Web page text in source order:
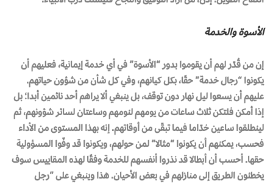
الأسوة والخدمة
إن من قُدّر لهم أن يقوموا بدور “الأسوة” في أي خدمة إيمانية، فعليهم أن
يكونوا “رجال خدمة” حقًا، بكل كيانهم، وفي كل شأن من شؤون حياتهم.
عليهم أن يسعوا ليل نهار دون توقف، بل ينبغي ألا يراهم أحد نائمين أبدا؛ بل
إذا أمكن فلتكن ثلاث ساعات من يومهم لنومهم وساعتان لسائر شؤونهم، ثم
لينطلقوا ساعين خدّاما فيما تبقّى من أوقاتهم. إنه بهذا المستوى من الأداء
فحسب، يمكنهم أن يكونوا “مثالا” لمن حولهم، ويكونوا قد وفّوا المسؤولية
حقها. أحسب أن أبطالا قد نذروا أنفسهم للخدمة وفقًا لهذه المقاييس سوف
يخطئون الطريق إلى منازلهم في بعض الأحيان. هذا وينبغي على “رجل